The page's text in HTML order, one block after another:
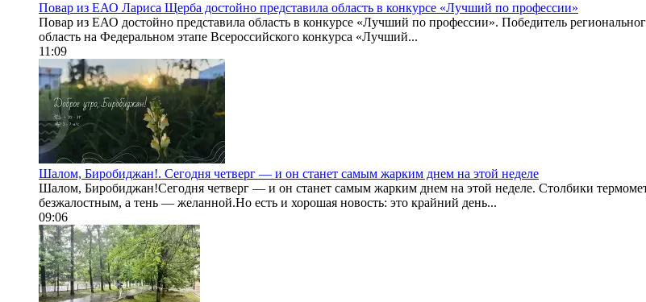
Повар из ЕАО Лариса Щерба достойно представила область в конкурсе «Лучший по профессии»
Повар из ЕАО достойно представила область в конкурсе «Лучший по профессии». Победитель
область на Федеральном этапе Всероссийского конкурса «Лучший...
11:09
Шалом, Биробиджан!. Сегодня четверг — и он станет самым жарким днем на этой неделе
Шалом, Биробиджан!Сегодня четверг — и он станет самым жарким днем на этой неделе. Столбики
безжалостным, а тень — желанной.Но есть и хорошая новость: это крайний день...
09:06